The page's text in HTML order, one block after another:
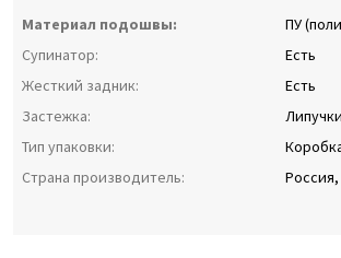
Материал подошвы:
ПУ
Супинатор:
Есть
Жесткий задник:
Есть
Застежка:
Липучки
Тип упаковки:
Страна производитель:
Россия,